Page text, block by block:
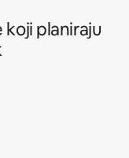
koji planiraju